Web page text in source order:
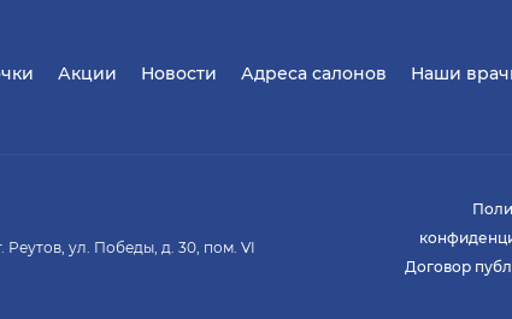
Акции Новости Адреса салонов Наши
Реутов, ул. Победы, д. 30, пом. VI
Договор